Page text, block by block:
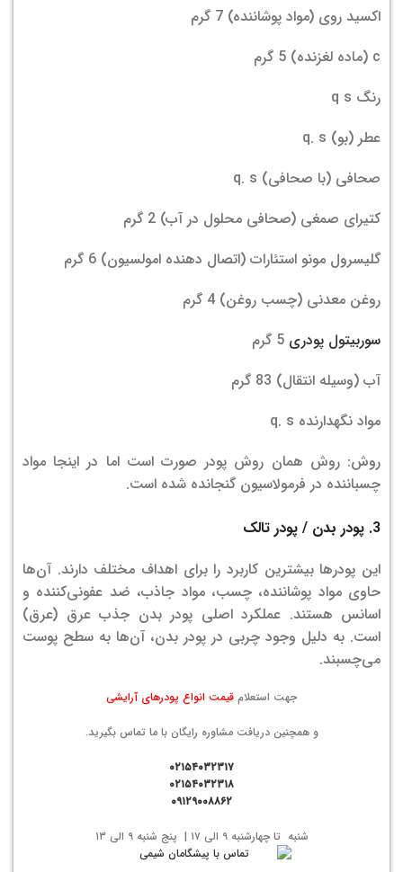
اکسید روی (مواد پوشاننده) 7 گرم
c (ماده لغزنده) 5 گرم
رنگ q s
عطر (بو) q. s
صحافی (با صحافی) q. s
کتیرای صمغی (صحافی محلول در آب) 2 گرم
گلیسرول مونو استئارات (اتصال دهنده امولسیون) 6 گرم
روغن معدنی (چسب روغن) 4 گرم
سوربیتول پودری
آب (وسیله انتقال) 83 گرم
مواد نگهدارنده q. s
روش: روش همان روش پودر صورت است اما در اینجا مواد
چسباننده در فرمولاسیون گنجانده شده است.
3. پودر بدن / پودر تالک
این پودرها بیشترین کاربرد را برای اهداف مختلف دارند. آن‌ها
حاوی مواد پوشاننده، چسب، مواد جاذب، ضد عفونی‌کننده و
اسانس هستند. عملکرد اصلی پودر بدن جذب عرق (عرق)
است. به دلیل وجود چربی در پودر بدن، آن‌ها به سطح پوست
می‌چسبند.
جهت استعلام قیمت انواع پودرهای آرایشی
و همچنین دریافت مشاوره رایگان با ما تماس بگیرید.
۰۲۱۵۴۰۳۲۳۱۷
۰۲۱۵۴۰۳۲۳۱۸
۰۹۱۲۹۰۰۸۸۶۲
شنبه تا چهارشنبه ۹ الی ۱۷ | پنج شنبه ۹ الی ۱۳